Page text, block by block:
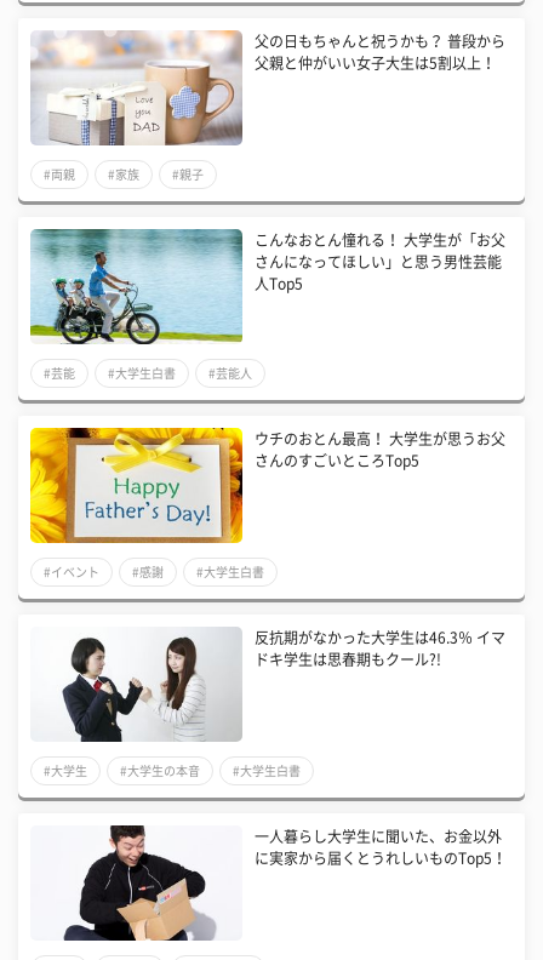
父の日もちゃんと祝うかも？ 普段から
父親と仲がいい女子大生は5割以上！
#両親 #家族 #親子
こんなおとん憧れる！ 大学生が「お父
さんになってほしい」と思う男性芸能
人Top5
#芸能 #大学生白書 #芸能人
ウチのおとん最高！ 大学生が思うお父
さんのすごいところTop5
#イベント #感謝 #大学生白書
反抗期がなかった大学生は46.3％ イマ
ドキ学生は思春期もクール?!
#大学生 #大学生の本音 #大学生白書
一人暮らし大学生に聞いた、お金以外
に実家から届くとうれしいものTop5！